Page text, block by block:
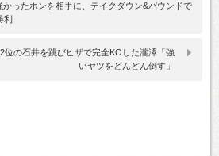
かったホンを相手に、テイクダウン&パウンドで
利
位の石井を跳びヒザで完全KOした瀧澤「強
いヤツをどんどん倒す」